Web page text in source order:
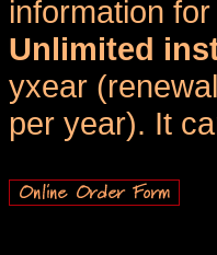
information
Unlimited
yxear
per year). It